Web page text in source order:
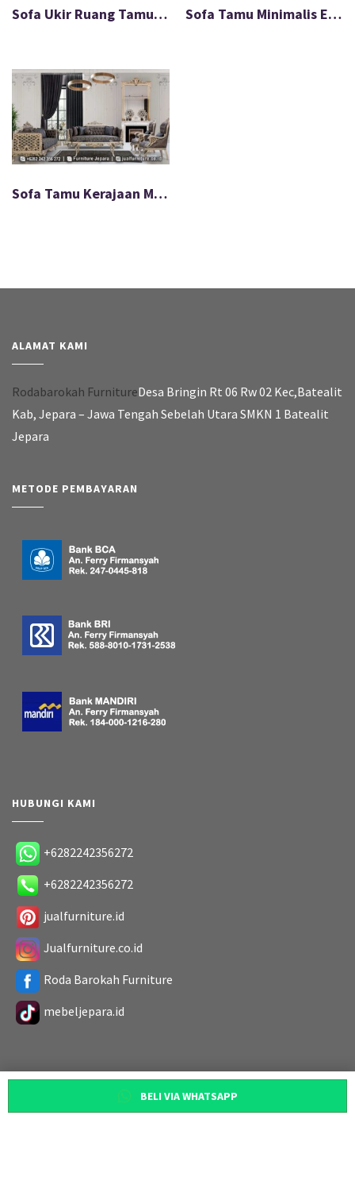
BELI VIA WHATSAPP
Sofa Ukir Ruang Tamu Seribu Bunga Mewah FS-080 Sofa Tamu Minimalis Ellequeen Stainless Full Smoke FS-032
Sofa Tamu Kerajaan Mewah Ukir Khas Jepara FS-147
ALAMAT KAMI
Rodabarokah FurnitureDesa Bringin Rt 06 Rw 02 Kec,Batealit
Kab, Jepara – Jawa Tengah Sebelah Utara SMKN 1 Batealit
Jepara
METODE PEMBAYARAN
HUBUNGI KAMI
+6282242356272
+6282242356272
jualfurniture.id
Jualfurniture.co.id
Roda Barokah Furniture
mebeljepara.id